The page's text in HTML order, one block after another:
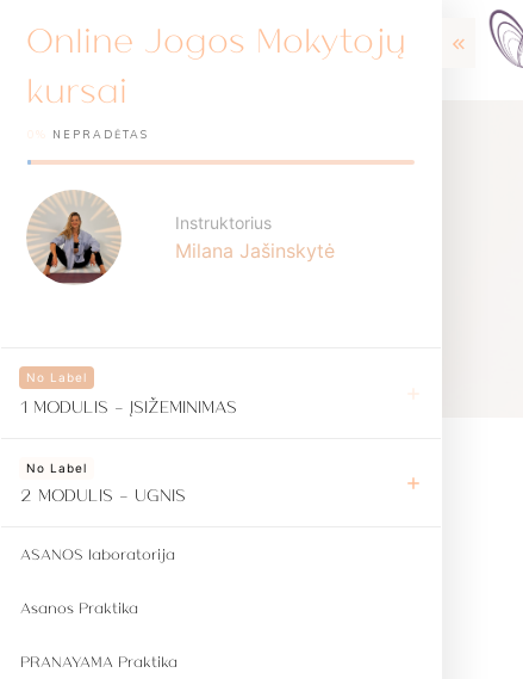
Online Jogos Mokytojų
kursai
NEPRADĖTAS
Instruktorius
Milana Jašinskytė
No Label
1 MODULIS - ĮSIŽEMINIMAS
No Label
2 MODULIS - UGNIS
ASANOS laboratorija
Asanos Praktika
PRANAYAMA Praktika